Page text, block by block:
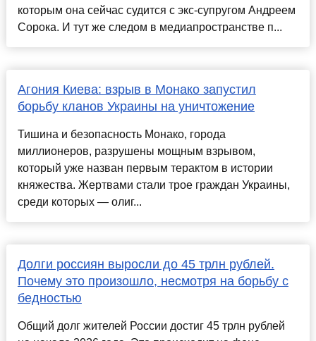
которым она сейчас судится с экс-супругом Андреем
Сорока. И тут же следом в медиапространстве п...
Агония Киева: взрыв в Монако запустил
борьбу кланов Украины на уничтожение
Тишина и безопасность Монако, города
миллионеров, разрушены мощным взрывом,
который уже назван первым терактом в истории
княжества. Жертвами стали трое граждан Украины,
среди которых — олиг...
Долги россиян выросли до 45 трлн рублей.
Почему это произошло, несмотря на борьбу с
бедностью
Общий долг жителей России достиг 45 трлн рублей